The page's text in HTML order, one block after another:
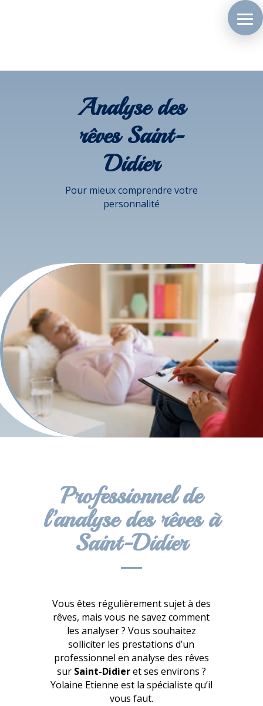
Analyse des
rêves Saint-
Didier
Pour mieux comprendre votre
personnalité
Professionnel de
l’analyse des rêves à
Saint-Didier
Vous êtes régulièrement sujet à des
rêves, mais vous ne savez comment
les analyser ? Vous souhaitez
solliciter les prestations d’un
professionnel en analyse des rêves
sur Saint-Didieret ses environs ?
Yolaine Etienne est la spécialiste qu’il
vous faut.